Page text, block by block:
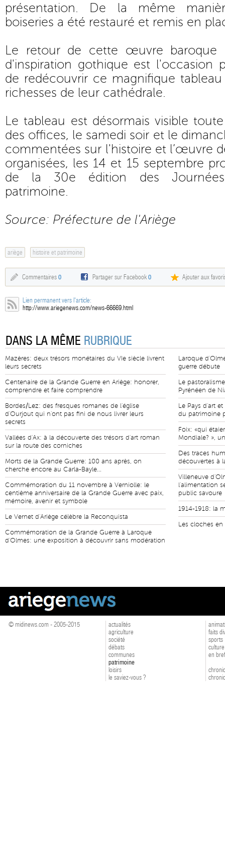
présentation. De la même
boiseries a été restauré et remis en
Le retour de cette œuvre baroque
d'inspiration gothique est l'occasion
de redécouvrir ce magnifique
richesses de leur cathédrale.
Le tableau est désormais visible
des offices, le samedi soir et le
commentées sur l'histoire et l’œuvre
organisées, les 14 et 15 septembre
de la 30e édition des
patrimoine.
Source: Préfecture de l'Ariège
ariège histoire et patrimoine
Commentaires 0 Partager sur Facebook0 Ajouter aux
Lien permanent vers l'article:
http://www.ariegenews.com/news-66669.html
DANS LA MÊME RUBRIQUE
Mazères: deux trésors monétaires du VIe siècle livrent
leurs secrets
Centenaire de la Grande Guerre en Ariège: honorer,
comprendre et faire comprendre
Bordes/Lez: des fresques romanes de l'église
d'Ourjout qui n'ont pas fini de nous livrer leurs
secrets
Vallées d'Ax: à la découverte des trésors d'art roman
sur la route des corniches
Morts de la Grande Guerre: 100 ans après, on
cherche encore au Carla-Bayle...
Commémoration du 11 novembre à Verniolle: le
centième anniversaire de la Grande Guerre avec paix,
mémoire, avenir et symbole
Le Vernet d'Ariège célèbre la Reconquista
Commémoration de la Grande Guerre à Laroque
d'Olmes: une exposition à découvrir sans modération
Laroque
guerre débute
Le
Pyrénéen de
Le Pays d'art
du patrimoine
Foix: «qui
Mondiale? »,
Des traces
découvertes à
Villeneuve
l'alimentation
public savoure
1914-1918: la
Les cloches
© midinews.com - 2005-2015
actualités
agriculture
société
débats
communes
patrimoine
loisirs
le saviez-vous ?
faits
sports
culture
en bref